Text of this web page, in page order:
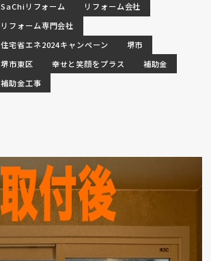
SaChiリフォーム
リフォーム会社
リフォーム専門会社
住宅省エネ2024キャンペーン
堺市
堺市東区
幸せと笑顔をプラス
補助金
補助金工事